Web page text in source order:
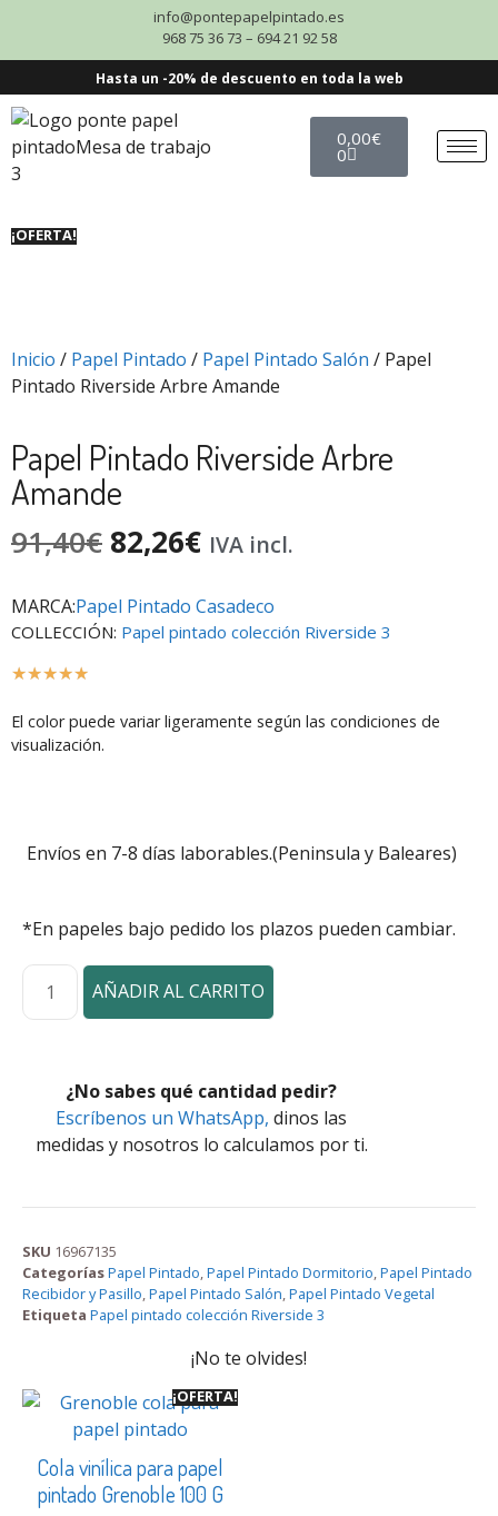
info@pontepapelpintado.es
968 75 36 73 – 694 21 92 58
Hasta un -20% de descuento en toda la web
0,00€
0
¡OFERTA!
Inicio / Papel Pintado / Papel Pintado Salón / Papel
Pintado Riverside Arbre Amande
Papel Pintado Riverside Arbre
Amande
91,40€ 82,26€ IVA incl.
MARCA:Papel Pintado Casadeco
COLLECCIÓN: Papel pintado colección Riverside 3
☆☆☆☆☆
El color puede variar ligeramente según las condiciones de
visualización.
Envíos en 7-8 días laborables.(Peninsula y Baleares)
*En papeles bajo pedido los plazos pueden cambiar.
AÑADIR AL CARRITO
¿No sabes qué cantidad pedir?
Escríbenos un WhatsApp, dinos las
medidas y nosotros lo calculamos por ti.
SKU 16967135
CategoríasPapel Pintado,Papel Pintado Dormitorio,Papel Pintado
Recibidor y Pasillo,Papel Pintado Salón,Papel Pintado Vegetal
Etiqueta Papel pintado colección Riverside 3
¡No te olvides!
¡OFERTA!
Cola vinílica para papel
pintado Grenoble 100 G